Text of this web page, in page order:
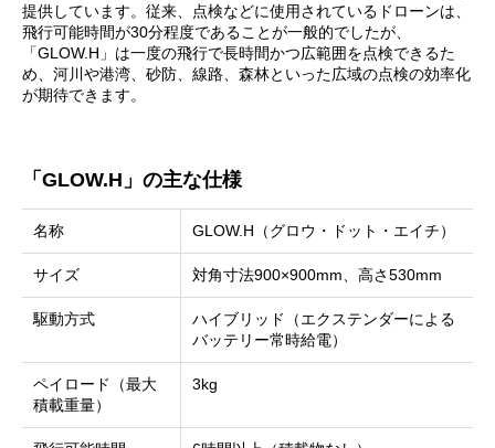
提供しています。従来、点検などに使用されているドローンは、
飛行可能時間が30分程度であることが一般的でしたが、
「GLOW.H」は一度の飛行で長時間かつ広範囲を点検できるた
め、河川や港湾、砂防、線路、森林といった広域の点検の効率化
が期待できます。
「GLOW.H」の主な仕様
名称 GLOW.H（グロウ・ドット・エイチ）
サイズ 対角寸法900×900mm、高さ530mm
駆動方式
ハイブリッド（エクステンダーによる
バッテリー常時給電）
ペイロード（最大
積載重量）
3kg